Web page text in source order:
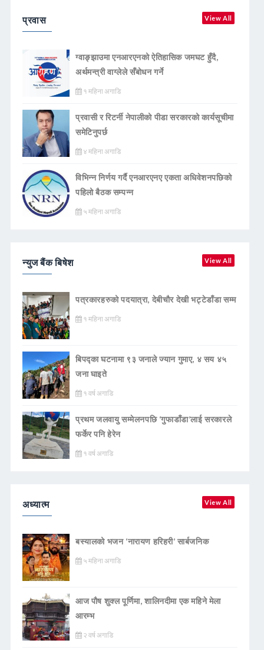
प्रवास View All
ग्वाङ्झाउमा एनआरएनको ऐतिहासिक जमघट हुँदै,
अर्थमन्त्री वाग्लेले सँबोधन गर्ने
१ महिना अगाडि
प्रवासी र रिटर्नी नेपालीको पीडा सरकारको कार्यसूचीमा
समेटिनुपर्छ
४ महिना अगाडि
विभिन्न निर्णय गर्दै एनआरएनए एकता अधिवेशनपछिको
पहिलो बैठक सम्पन्न
५ महिना अगाडि
न्युज बैंक बिषेश View All
पत्रकारहरुको पदयात्रा, देबीचौर देखी भट्टेडाँडा सम्म
१ महिना अगाडि
बिपद्का घटनामा ९३ जनाले ज्यान गुमाए, ४ सय ४५
जना घाइते
१ वर्ष अगाडि
प्रथम जलवायु सम्मेलनपछि ‘गुफाडाँडा’लाई सरकारले
फर्केर पनि हेरेन
१ वर्ष अगाडि
अध्यात्म View All
बस्यालको भजन ‘नारायण हरिहरी’ सार्बजनिक
५ महिना अगाडि
आज पौष शुक्ल पूर्णिमा, शालिनदीमा एक महिने मेला
आरम्भ
२ वर्ष अगाडि